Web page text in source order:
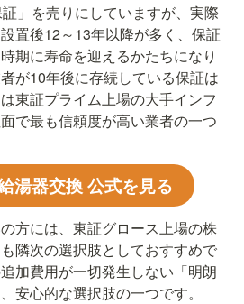
」を売りにしていますが、実際
置後12～13年以降が多く、保証
期に寿命を迎えるかたちになり
が10年後に存続している保証は
東証プライム上場の大手インフ
で最も信頼度が高い業者の一つ
湯器交換 公式を見る
方には、東証グロース上場の株
隣次の選択肢としておすすめで
加費用が一切発生しない「明朗
安心的な選択肢の一つです。